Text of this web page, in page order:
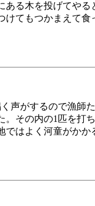
ある木を投げてやる
けてもつかまえて食
声がするので漁師
その内の1匹を打ち
ではよく河童がかか